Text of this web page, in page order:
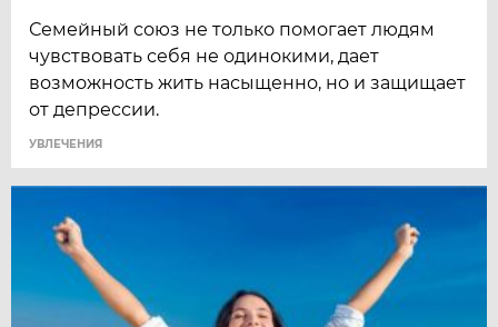
Семейный союз не только помогает людям
чувствовать себя не одинокими, дает
возможность жить насыщенно, но и защищает
от депрессии.
УВЛЕЧЕНИЯ